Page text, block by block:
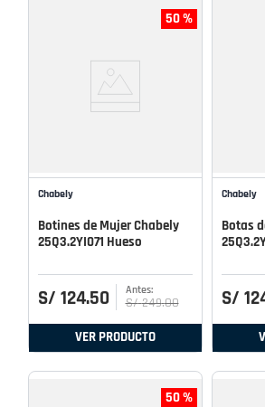
50 %
Chabely
Botines de Mujer Chabely
25Q3.2YI071 Hueso
S/ 124.50 S/ 249.00
VER PRODUCTO
Chabely
Botas
S/
50 %